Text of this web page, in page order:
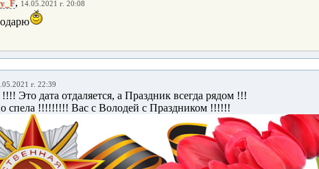
, 14.05.2021 г. 20:08
г. 22:39
Это дата отдаляется, а Праздник всегда рядом !!!
спела !!!!!!!!! Вас с Володей с Праздником !!!!!!